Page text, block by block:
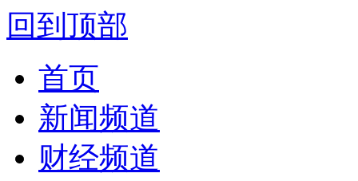
回到顶部
首页
新闻频道
财经频道